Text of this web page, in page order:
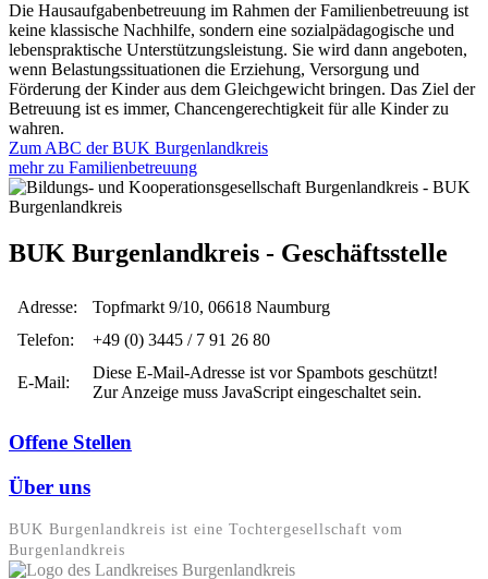
Die Hausaufgabenbetreuung im Rahmen der Familienbetreuung ist
keine klassische Nachhilfe, sondern eine sozialpädagogische und
lebenspraktische Unterstützungsleistung. Sie wird dann angeboten,
wenn Belastungssituationen die Erziehung, Versorgung und
Förderung der Kinder aus dem Gleichgewicht bringen. Das Ziel der
Betreuung ist es immer, Chancengerechtigkeit für alle Kinder zu
wahren.
Zum ABC der BUK Burgenlandkreis
mehr zu Familienbetreuung
BUK Burgenlandkreis - Geschäftsstelle
Adresse:
Topfmarkt 9/10, 06618 Naumburg
Telefon:
+49 (0) 3445 / 7 91 26 80
E-Mail:
Diese E-Mail-Adresse ist vor Spambots geschützt!
Zur Anzeige muss JavaScript eingeschaltet sein.
Offene Stellen
Über uns
BUK Burgenlandkreis ist eine Tochter­gesellschaft vom
Burgenlandkreis